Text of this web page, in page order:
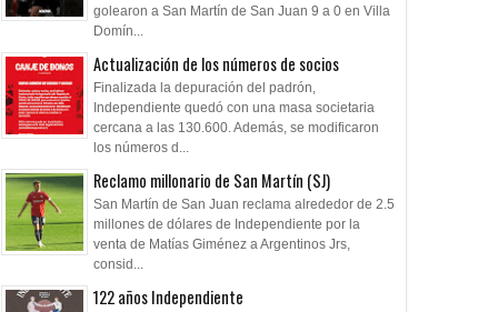
golearon a San Martín de San Juan 9 a 0 en Villa
Domín...
Actualización de los números de socios
Finalizada la depuración del padrón,
Independiente quedó con una masa societaria
cercana a las 130.600. Además, se modificaron
los números d...
Reclamo millonario de San Martín (SJ)
San Martín de San Juan reclama alrededor de 2.5
millones de dólares de Independiente por la
venta de Matías Giménez a Argentinos Jrs,
consid...
122 años Independiente